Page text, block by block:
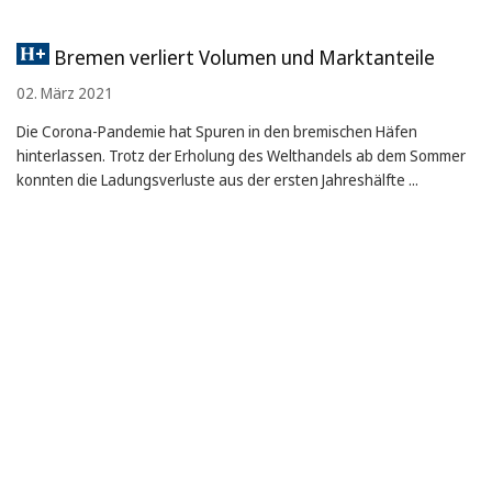
Bremen verliert Volumen und Marktanteile
02. März 2021
Die Corona-Pandemie hat Spuren in den bremischen Häfen
hinterlassen. Trotz der Erholung des Welthandels ab dem Sommer
konnten die Ladungsverluste aus der ersten Jahreshälfte ...